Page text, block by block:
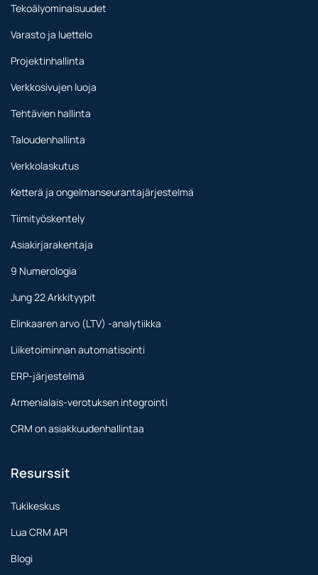
Tekoälyominaisuudet
Varasto ja luettelo
Projektinhallinta
Verkkosivujen luoja
Tehtävien hallinta
Taloudenhallinta
Verkkolaskutus
Ketterä ja ongelmanseurantajärjestelmä
Tiimityöskentely
Asiakirjarakentaja
9 Numerologia
Jung 22 Arkkityypit
Elinkaaren arvo (LTV) -analytiikka
Liiketoiminnan automatisointi
ERP-järjestelmä
Armenialais-verotuksen integrointi
CRM on asiakkuudenhallintaa
Resurssit
Tukikeskus
Lua CRM API
Blogi